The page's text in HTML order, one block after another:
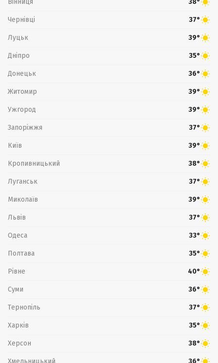
38°
Чернівці 37°
Луцьк 39°
Дніпро 35°
Донецьк 36°
Житомир 39°
Ужгород 39°
Запоріжжя 37°
Київ 39°
Кропивницький 38°
Луганськ 37°
Миколаїв 39°
Львів 37°
Одеса 33°
Полтава 35°
Рівне 40°
Суми 36°
Тернопіль 37°
Харків 35°
Херсон 38°
Хмельницький 36°